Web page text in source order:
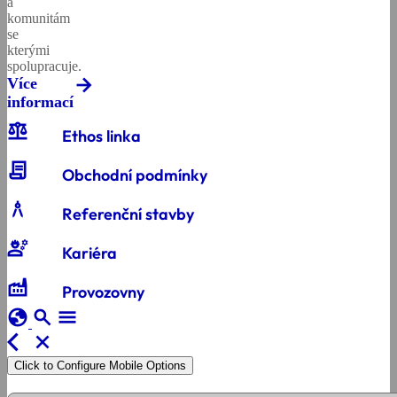
komunitám
se
kterými
spolupracuje.
Více
informací
balance Ethos linka
contract Obchodní podmínky
architecture Referenční stavby
engineering Kariéra
factory Provozovny
globe search menu
arrow_back_ios
close
Click to Configure Mobile Options